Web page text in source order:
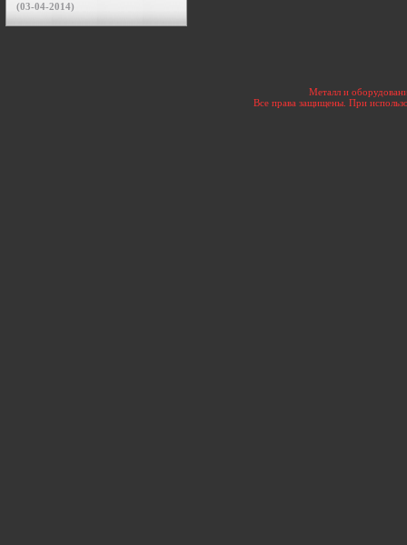
(03-04-2014)
Металл и
Все права защищены. При